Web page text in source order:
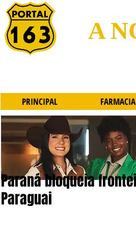
A
Paraná bloqueia
Paraguai
PRINCIPAL FARMACIA